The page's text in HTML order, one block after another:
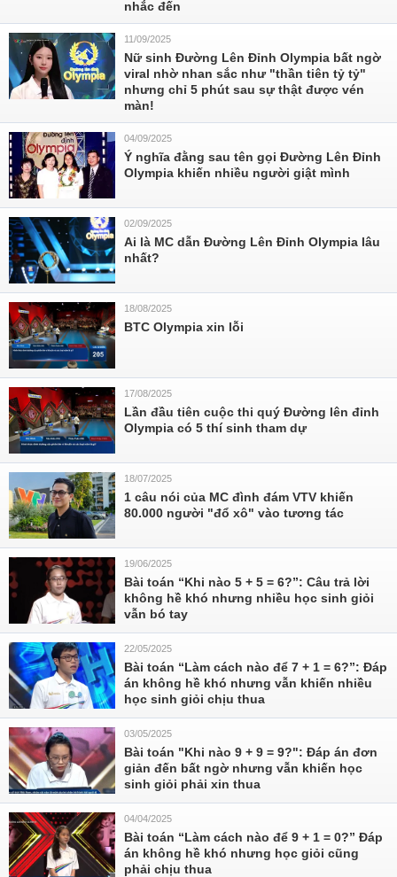
nhắc đến
11/09/2025
Nữ sinh Đường Lên Đỉnh Olympia bất ngờ
viral nhờ nhan sắc như "thần tiên tỷ tỷ"
nhưng chỉ 5 phút sau sự thật được vén
màn!
04/09/2025
Ý nghĩa đằng sau tên gọi Đường Lên Đỉnh
Olympia khiến nhiều người giật mình
02/09/2025
Ai là MC dẫn Đường Lên Đỉnh Olympia lâu
nhất?
18/08/2025
BTC Olympia xin lỗi
17/08/2025
Lần đầu tiên cuộc thi quý Đường lên đỉnh
Olympia có 5 thí sinh tham dự
18/07/2025
1 câu nói của MC đình đám VTV khiến
80.000 người "đổ xô" vào tương tác
19/06/2025
Bài toán “Khi nào 5 + 5 = 6?”: Câu trả lời
không hề khó nhưng nhiều học sinh giỏi
vẫn bó tay
22/05/2025
Bài toán “Làm cách nào để 7 + 1 = 6?”: Đáp
án không hề khó nhưng vẫn khiến nhiều
học sinh giỏi chịu thua
03/05/2025
Bài toán "Khi nào 9 + 9 = 9?": Đáp án đơn
giản đến bất ngờ nhưng vẫn khiến học
sinh giỏi phải xin thua
04/04/2025
Bài toán “Làm cách nào để 9 + 1 = 0?” Đáp
án không hề khó nhưng học giỏi cũng
phải chịu thua